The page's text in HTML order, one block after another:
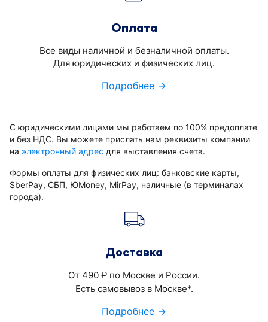
Оплата
Все виды наличной и безналичной оплаты.
Для юридических и физических лиц.
Подробнее →
С юридическими лицами мы работаем по 100% предоплате
и без НДС. Вы можете прислать нам реквизиты компании
на электронный адрес для выставления счета.
Формы оплаты для физических лиц: банковские карты,
SberPay, СБП, ЮMoney, MirPay, наличные (в терминалах
города).
Доставка
От 490 руб. по Москве и России.
Есть самовывоз в Москве*.
Подробнее →